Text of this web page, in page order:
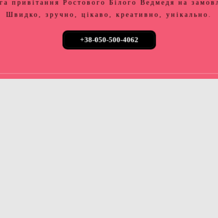
привітання Ростового Білого Ведмедя на
Швидко, зручно, цікаво, креативно, унікально.
+38-050-500-4062